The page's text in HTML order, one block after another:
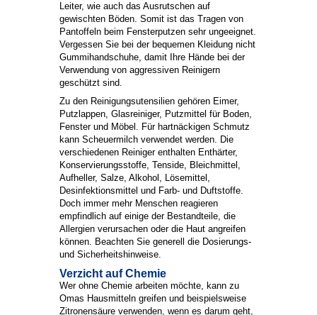
Leiter, wie auch das Ausrutschen auf
gewischten Böden. Somit ist das Tragen von
Pantoffeln beim Fensterputzen sehr ungeeignet.
Vergessen Sie bei der bequemen Kleidung nicht
Gummihandschuhe, damit Ihre Hände bei der
Verwendung von aggressiven Reinigern
geschützt sind.
Zu den Reinigungsutensilien gehören Eimer,
Putzlappen, Glasreiniger, Putzmittel für Boden,
Fenster und Möbel. Für hartnäckigen Schmutz
kann Scheuermilch verwendet werden. Die
verschiedenen Reiniger enthalten Enthärter,
Konservierungsstoffe, Tenside, Bleichmittel,
Aufheller, Salze, Alkohol, Lösemittel,
Desinfektionsmittel und Farb- und Duftstoffe.
Doch immer mehr Menschen reagieren
empfindlich auf einige der Bestandteile, die
Allergien verursachen oder die Haut angreifen
können. Beachten Sie generell die Dosierungs-
und Sicherheitshinweise.
Verzicht auf Chemie
Wer ohne Chemie arbeiten möchte, kann zu
Omas Hausmitteln greifen und beispielsweise
Zitronensäure verwenden, wenn es darum geht,